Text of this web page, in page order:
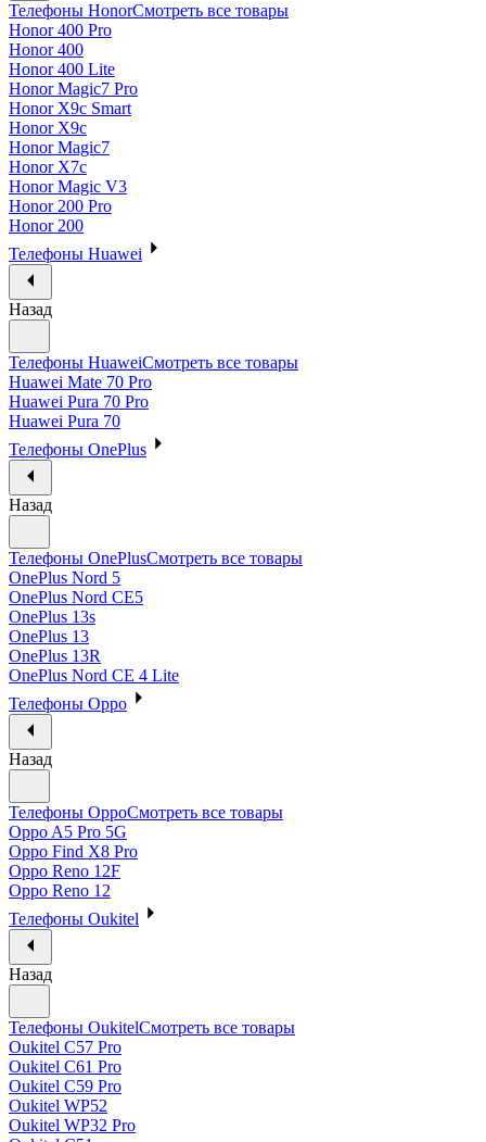
Телефоны HonorСмотреть все товары
Honor 400 Pro
Honor 400
Honor 400 Lite
Honor Magic7 Pro
Honor X9c Smart
Honor X9c
Honor Magic7
Honor X7c
Honor Magic V3
Honor 200 Pro
Honor 200
Телефоны Huawei
Назад
Телефоны HuaweiСмотреть все товары
Huawei Mate 70 Pro
Huawei Pura 70 Pro
Huawei Pura 70
Телефоны OnePlus
Назад
Телефоны OnePlusСмотреть все товары
OnePlus Nord 5
OnePlus Nord CE5
OnePlus 13s
OnePlus 13
OnePlus 13R
OnePlus Nord CE 4 Lite
Телефоны Oppo
Назад
Телефоны OppoСмотреть все товары
Oppo A5 Pro 5G
Oppo Find X8 Pro
Oppo Reno 12F
Oppo Reno 12
Телефоны Oukitel
Назад
Телефоны OukitelСмотреть все товары
Oukitel C57 Pro
Oukitel C61 Pro
Oukitel C59 Pro
Oukitel WP52
Oukitel WP32 Pro